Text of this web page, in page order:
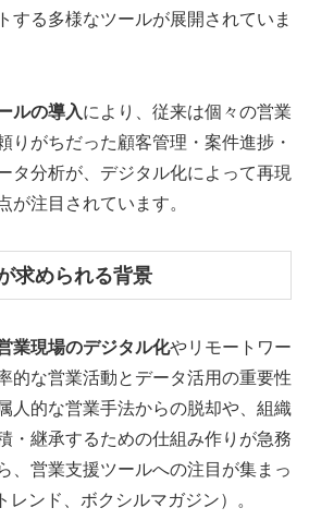
する多様なツールが展開されていま
ルの導入により、従来は個々の営業
りがちだった顧客管理・案件進捗・
タ分析が、デジタル化によって再現
が注目されています。
求められる背景
業現場のデジタル化やリモートワー
的な営業活動とデータ活用の重要性
人的な営業手法からの脱却や、組織
・継承するための仕組み作りが急務
、営業支援ツールへの注目が集まっ
レンド、ボクシルマガジン）。